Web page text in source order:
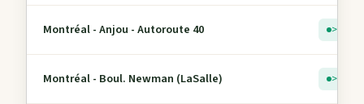
Montréal - Anjou - Autoroute 40 > 5
Montréal - Boul. Newman (LaSalle) > 5